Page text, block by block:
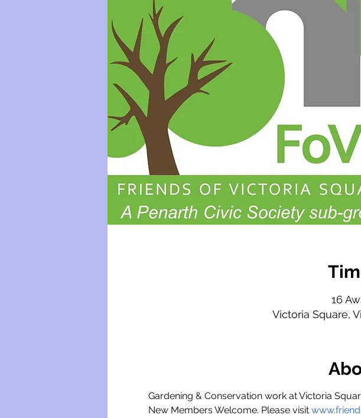
16
Victoria Square,
Gardening & Conservation work at Victoria
New Members Welcome. Please visit